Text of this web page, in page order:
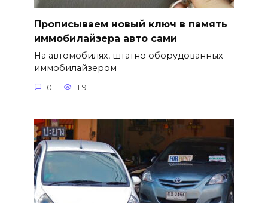
Прописываем новый ключ в память
иммобилайзера авто сами
На автомобилях, штатно оборудованных
иммобилайзером
0 119